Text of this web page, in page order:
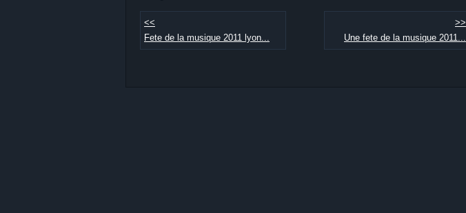
<<
Fete de la musique 2011 lyon...
>>
Une fete de la musique 2011...